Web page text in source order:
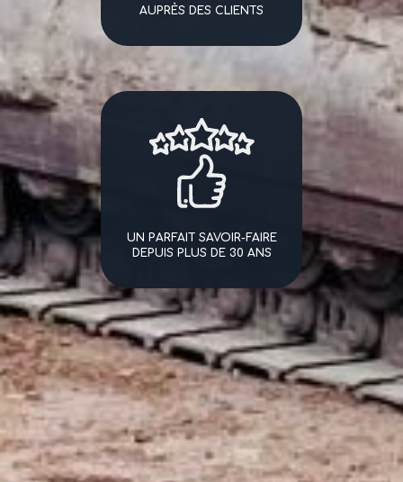
AUPRÈS DES CLIENTS
UN PARFAIT SAVOIR-FAIRE
DEPUIS PLUS DE 30 ANS